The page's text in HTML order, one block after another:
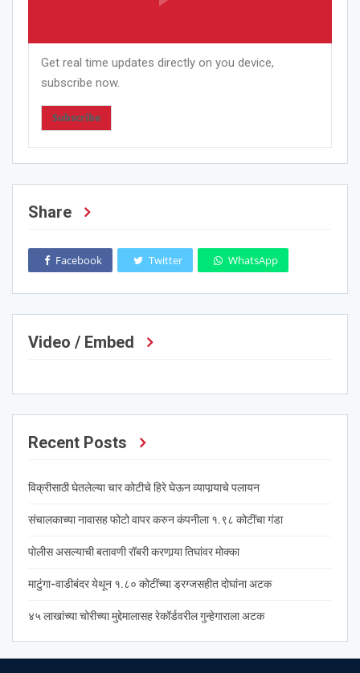
Get real time updates directly on you device,
subscribe now.
Subscribe
Share
Facebook Twitter WhatsApp
Video / Embed
Recent Posts
विक्रीसाठी घेतलेल्या चार कोटीचे हिरे घेऊन व्यापार्‍याचे पलायन
संचालकाच्या नावासह फोटो वापर करुन कंपनीला १.९८ कोटींचा गंडा
पोलीस असल्याची बतावणी रॉबरी करणार्‍या तिघांवर मोक्का
माटुंगा-वाडीबंदर येथून १.८० कोटींच्या ड्रग्जसहीत दोघांना अटक
४५ लाखांच्या चोरीच्या मुद्देमालासह रेकॉर्डवरील गुन्हेगाराला अटक